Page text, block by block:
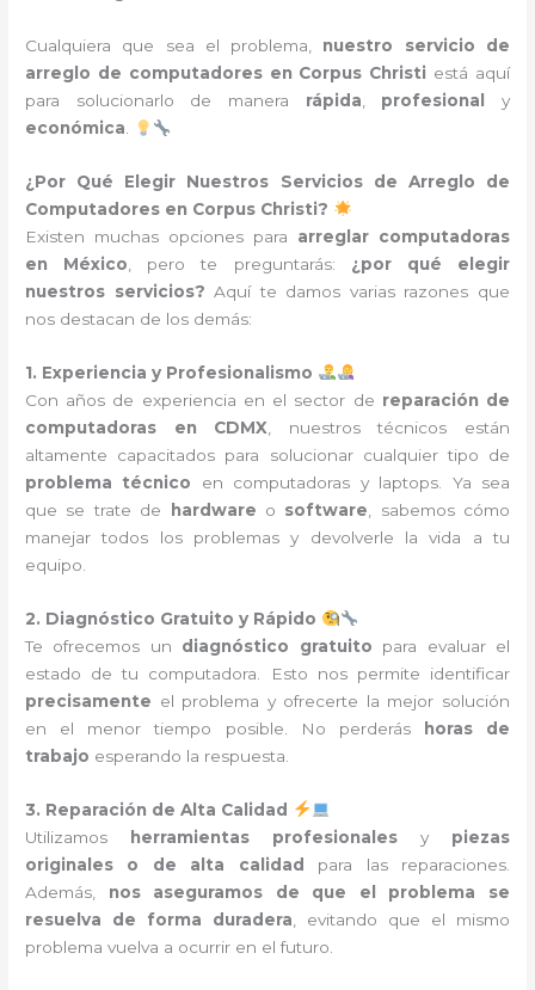
Cualquiera que sea el problema, nuestro servicio de
arreglo de computadores en Corpus Christi está aquí
para solucionarlo de manera rápida, profesional
y
económica.
¿Por Qué Elegir Nuestros Servicios de Arreglo de
Computadores en Corpus Christi?
Existen muchas opciones para arreglar computadoras
en México , pero te preguntarás: ¿por qué elegir
nuestros servicios? Aquí te damos varias razones que
nos destacan de los demás:
1. Experiencia y Profesionalismo
Con años de experiencia en el sector de reparación de
computadoras en CDMX , nuestros técnicos están
altamente capacitados para solucionar cualquier tipo de
problema técnico en computadoras y laptops. Ya sea
que se trate de
hardware o software , sabemos cómo
manejar todos los problemas y devolverle la vida a tu
equipo.
2. Diagnóstico Gratuito y Rápido
Te ofrecemos un diagnóstico gratuito para evaluar el
estado de tu computadora. Esto nos permite identificar
precisamente el problema y ofrecerte la mejor solución
en el menor tiempo posible. No perderás
horas de
trabajo esperando la respuesta.
3. Reparación de Alta Calidad
Utilizamos
herramientas profesionales y piezas
originales o de alta calidad
para las reparaciones.
Además, nos aseguramos de que el problema se
resuelva de forma duradera , evitando que el mismo
problema vuelva a ocurrir en el futuro.